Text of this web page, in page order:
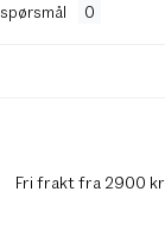
spørsmål
Fri frakt fra 2900 kr